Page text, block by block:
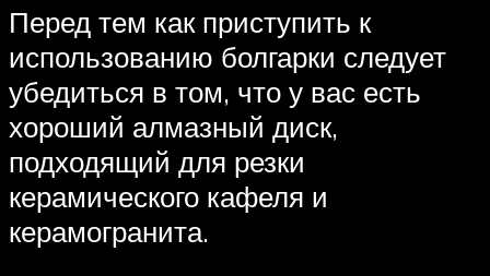
Перед тем как приступить к
использованию болгарки следует
убедиться в том, что у вас есть
хороший алмазный диск,
подходящий для резки
керамического кафеля и
керамогранита.